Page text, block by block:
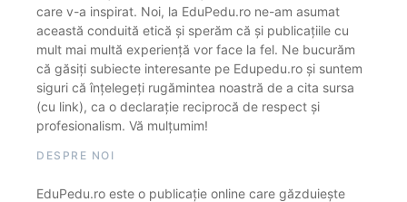
care v-a inspirat. Noi, la EduPedu.ro ne-am asumat
această conduită etică și sperăm că și publicațiile cu
mult mai multă experiență vor face la fel. Ne bucurăm
că găsiți subiecte interesante pe Edupedu.ro și suntem
siguri că înțelegeți rugămintea noastră de a cita sursa
(cu link), ca o declarație reciprocă de respect și
profesionalism. Vă mulțumim!
DESPRE NOI
EduPedu.ro este o publicație online care găzduiește